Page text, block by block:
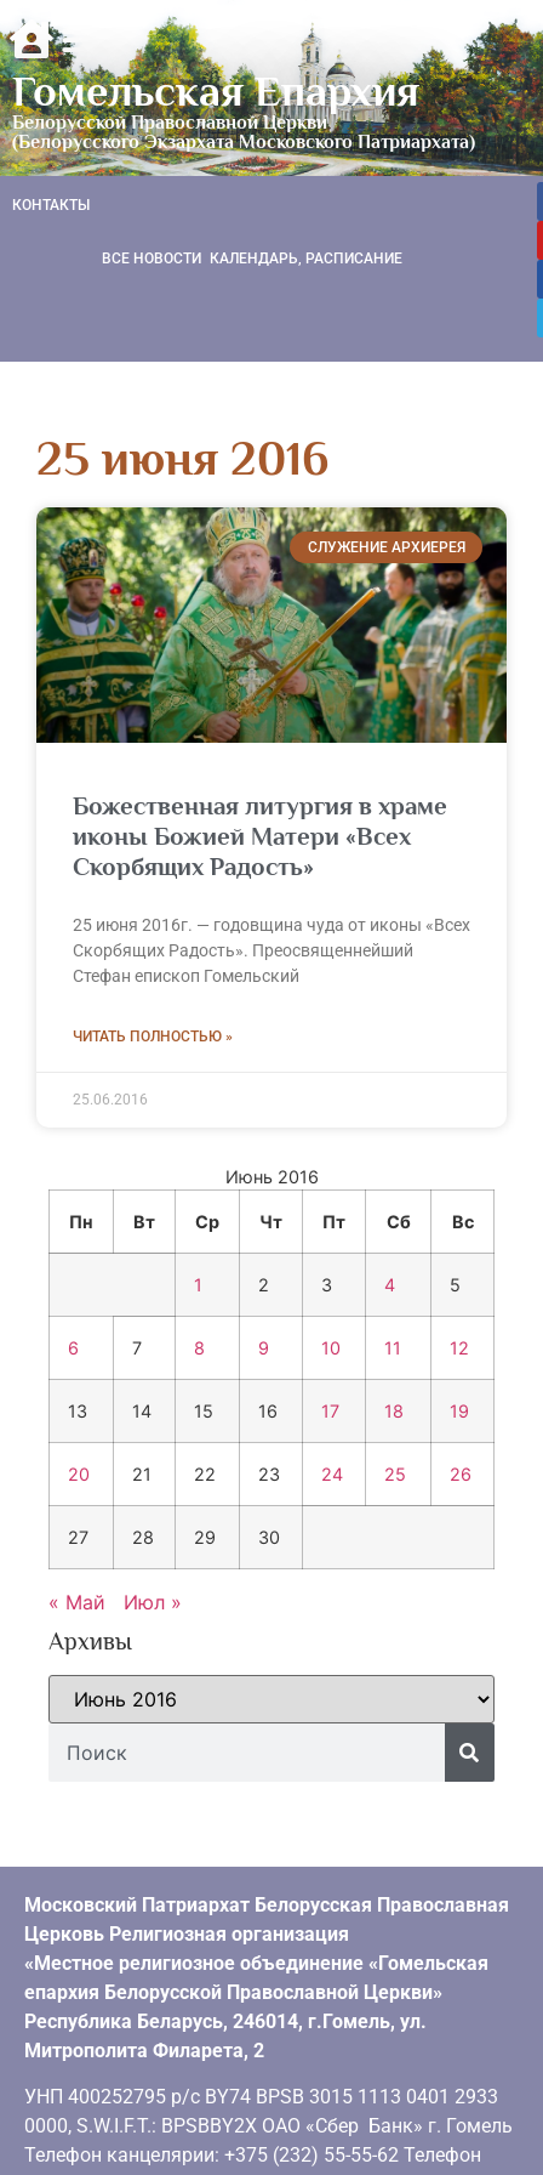
Гомельская Епархия
Белорусской Православной Церкви
(Белорусского Экзархата Московского Патриархата)
КОНТАКТЫ
ВСЕ НОВОСТИ КАЛЕНДАРЬ, РАСПИСАНИЕ
25 июня 2016
СЛУЖЕНИЕ АРХИЕРЕЯ
Божественная литургия в храме
иконы Божией Матери «Всех
Скорбящих Радость»
25 июня 2016г. — годовщина чуда от иконы «Всех
Скорбящих Радость». Преосвященнейший
Стефан епископ Гомельский
ЧИТАТЬ ПОЛНОСТЬЮ »
25.06.2016
Июнь 2016
Пн Вт Ср Чт Пт Сб Вс
1 2 3 4 5
6 7 8 9 10 11 12
13 14 15 16 17 18 19
20 21 22 23 24 25 26
27 28 29 30
« Май Июл »
Архивы
Московский Патриархат Белорусская Православная
Церковь Религиозная организация
«Местное религиозное объединение «Гомельская
епархия Белорусской Православной Церкви»
Республика Беларусь, 246014, г.Гомель, ул.
Митрополита Филарета, 2
УНП 400252795 р/с BY74 BPSB 3015 1113 0401 2933
0000, S.W.I.F.T.: BPSBBY2X ОАО «Сбер Банк» г. Гомель
Телефон канцелярии: +375 (232) 55-55-62 Телефон